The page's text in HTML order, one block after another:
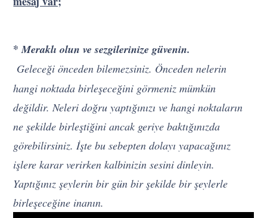
*Meraklı olun ve sezgilerinize güvenin.
Geleceği önceden bilemezsiniz. Önceden nelerin
hangi noktada birleşeceğini görmeniz mümkün
değildir. Neleri doğru yaptığınızı ve hangi noktaların
ne şekilde birleştiğini ancak geriye baktığınızda
görebilirsiniz. İşte bu sebepten dolayı yapacağınız
işlere karar verirken kalbinizin sesini dinleyin.
Yaptığınız şeylerin bir gün bir şekilde bir şeylerle
birleşeceğine inanın.